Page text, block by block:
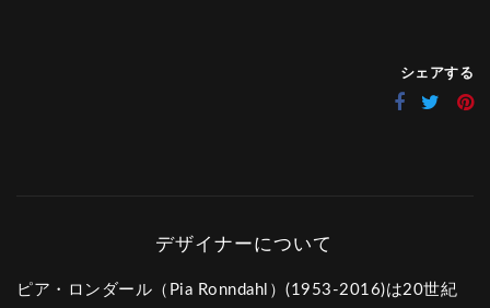
シェアする
ピア・ロンダール（Pia Ronndahl）(1953-2016)は20世紀